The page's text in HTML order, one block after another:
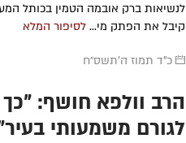
לנשיאות ברק אובמה הטמין בכותל
קיבל את הפתק מי... לסיפור המלא
כ"ד תמוז ה׳תשס״ח
הרב וולפא חושף: "כך
לגורם משמעותי